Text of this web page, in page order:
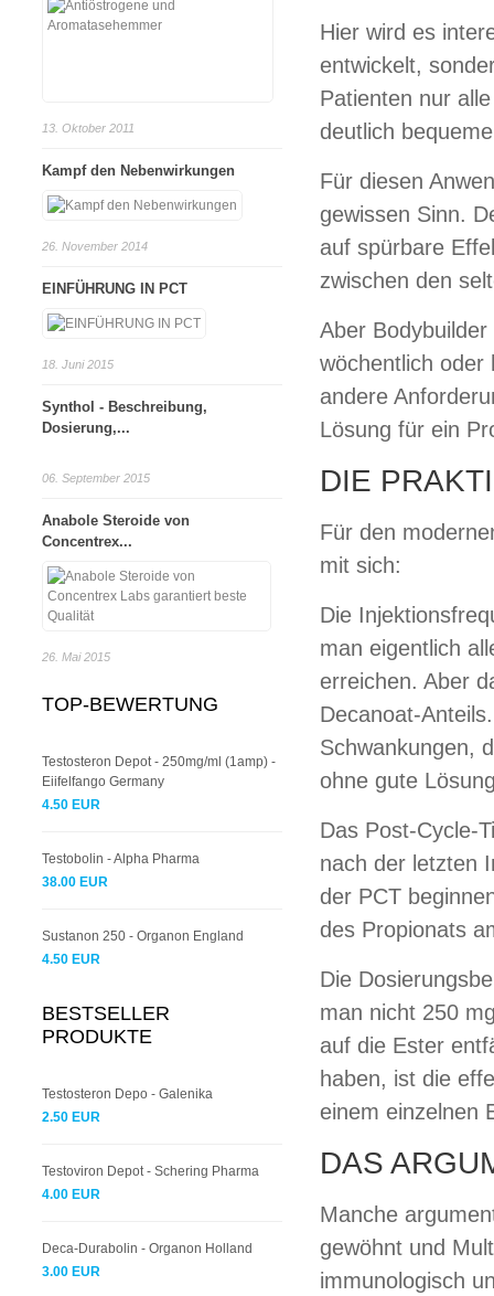
Hier wird es
entwickelt,
Patienten nur
deutlich
Für diesen
gewissen Sinn.
auf spürbare
zwischen den
Aber
wöchentlich oder
andere
Lösung für ein
DIE
Für den
mit sich:
Die
man eigentlich
erreichen. Aber
Decanoat-
Schwankungen,
ohne gute
Das Post-Cycle-
nach der letzten
der PCT
des Propionats
Die
man nicht 250
auf die Ester
haben, ist die
einem einzelnen
DAS
Manche
gewöhnt und
immunologisch
13. Oktober 2011
Kampf den Nebenwirkungen
26. November 2014
EINFÜHRUNG IN PCT
18. Juni 2015
Synthol - Beschreibung,
Dosierung,...
06. September 2015
Anabole Steroide von
Concentrex...
26. Mai 2015
TOP-BEWERTUNG
Testosteron Depot - 250mg/ml (1amp) -
Eiifelfango Germany
4.50 EUR
Testobolin - Alpha Pharma
38.00 EUR
Sustanon 250 - Organon England
4.50 EUR
BESTSELLER
PRODUKTE
Testosteron Depo - Galenika
2.50 EUR
Testoviron Depot - Schering Pharma
4.00 EUR
Deca-Durabolin - Organon Holland
3.00 EUR